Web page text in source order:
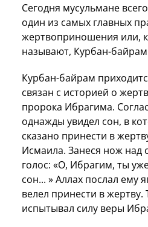
Сегодня мусульмане
один из самых главных
жертвоприношения или,
называют, Курбан-
Курбан-байрам
связан с историей о
пророка Ибрагима.
однажды увидел сон, в
сказано принести в
Исмаила. Занеся нож
голос: «О, Ибрагим, ты
сон... » Аллах послал ему
велел принести в
испытывал силу веры